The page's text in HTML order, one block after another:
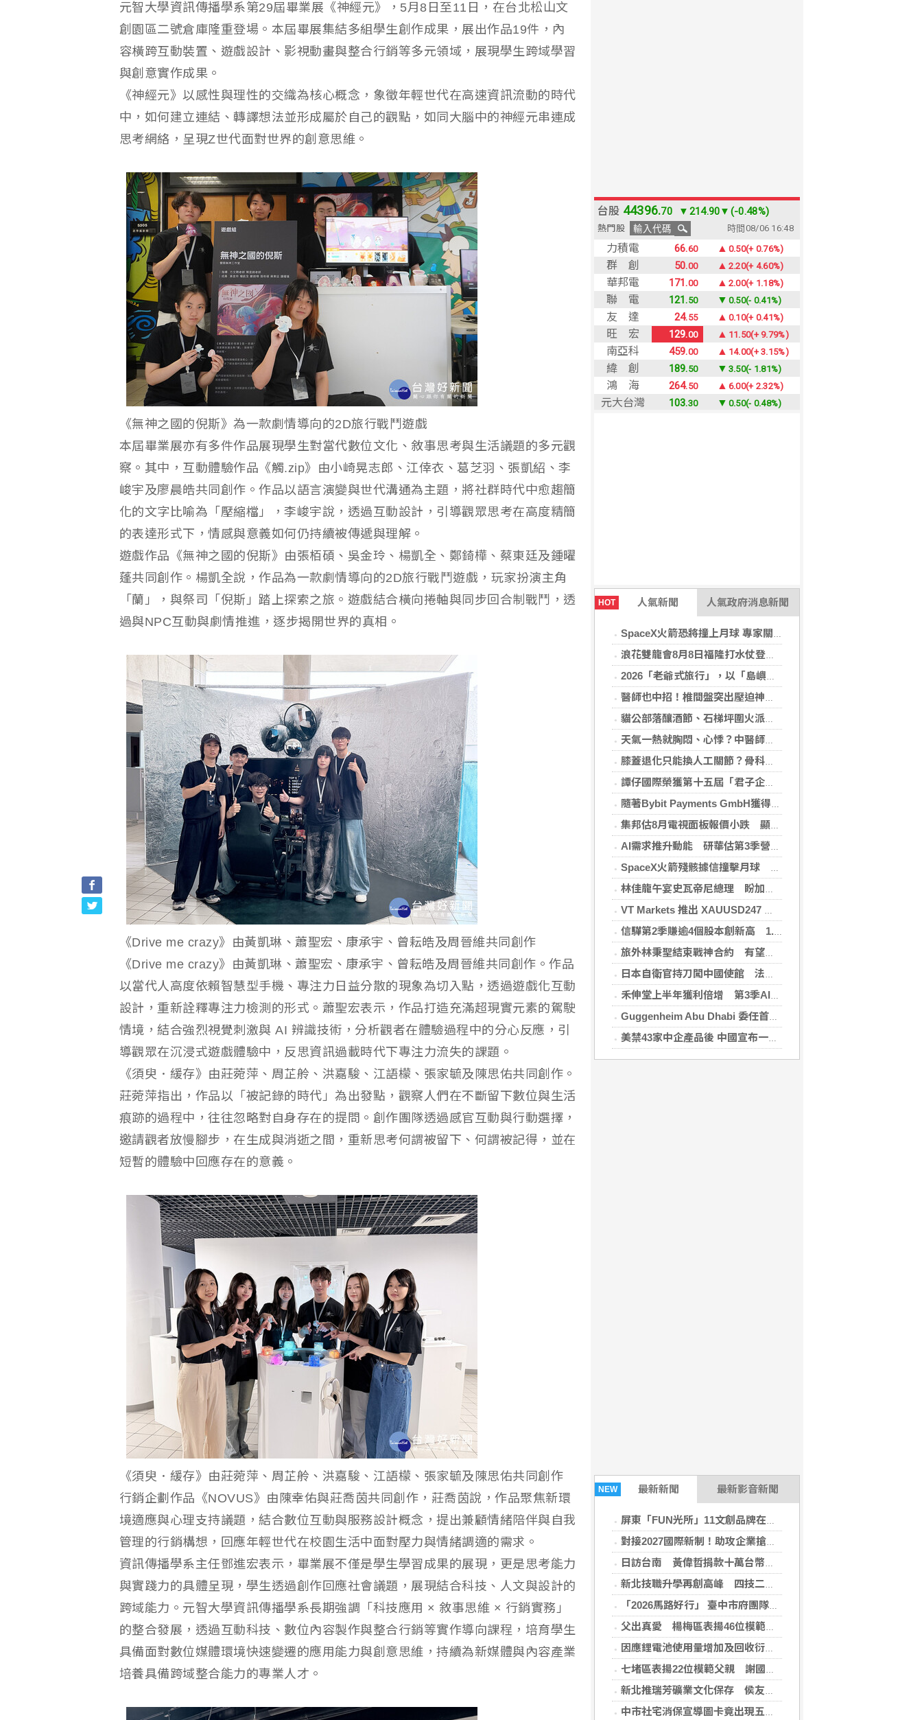
HOT 人氣新聞 人氣政府消息新聞
SpaceX火箭恐將撞上月球 專家關注衝擊後果
浪花雙龍會8月8日福隆打水仗登場 尚有免費名額快報名，還可抽住宿券！
2026「老爺式旅行」，以「島嶼的弦外之音」為題 帶旅人開箱歌劇院後台、探訪地下舞廳年代及體驗民歌
醫師也中招！椎間盤突出壓迫神經 微創內視鏡手術助重返正常生活
貓公部落釀酒節、石梯坪圍火派對 分別在中秋與國慶連假登場
天氣一熱就胸悶、心悸？中醫師提醒：高溫讓心臟負擔大增，別輕忽身體警訊
膝蓋退化只能換人工關節？骨科醫師解析「退化性關節炎」治療評估
譚仔國際榮獲第十五屆「君子企業獎」 卓越ESG及營商表現備受肯定
隨著Bybit Payments GmbH獲得電子貨幣機構牌照，Bybit.eu進一步拓展其在歐洲的業務布局
集邦估8月電視面板報價小跌 顯示器及NB面板持平
AI需求推升動能 研華估第3季營收雙增、毛利率持穩
SpaceX火箭殘骸據信撞擊月球 無即時畫面暫難確認
林佳龍午宴史瓦帝尼總理 盼加強各領域雙邊合作
VT Markets 推出 XAUUSD247 重新定義黃金交易時間
信驊第2季賺逾4個股本創新高 1.87億元參與M31私募
旅外林秉聖結束戰神合約 有望加盟PLG洋基工程
日本自衛官持刀闖中國使館 法庭上稱促中國改變外交
禾伸堂上半年獲利倍增 第3季AI用MLCC需求看旺
Guggenheim Abu Dhabi 委任首任館長
美禁43家中企產品後 中國宣布一連串反制措施
NEW 最新新聞 最新影音新聞
屏東「FUN光所」11文創品牌在文博會亮相
對接2027國際新制！助攻企業搶攻全球航太商機 高市府攜手PRI辦NADCAP化學製程培訓
日訪台南 黃偉哲捐款十萬台幣援助熊本震災
新北技職升學再創高峰 四技二專登記分發錄取率創新高
「2026馬路好行」 臺中市府團隊勇奪10項大獎
父出真愛 楊梅區表揚46位模範父親
因應鋰電池使用量增加及回收衍生之火災風險 桃市府修正《桃園市火災預防自治條例》
七堵區表揚22位模範父親 謝國樑感謝父愛奉獻打造幸福有愛城市
新北推瑞芳礦業文化保存 侯友宜：打造山海觀光新品牌
中市社宅消保宣導圖卡竟出現五星國徽 都發局坦承審查疏失已緊急下架
元智大學資訊傳播學系第29屆畢業展《神經元》，5月8日至11日，在台北松山文
創園區二號倉庫隆重登場。本屆畢展集結多組學生創作成果，展出作品19件，內
容橫跨互動裝置、遊戲設計、影視動畫與整合行銷等多元領域，展現學生跨域學習
與創意實作成果。
《神經元》以感性與理性的交織為核心概念，象徵年輕世代在高速資訊流動的時代
中，如何建立連結、轉譯想法並形成屬於自己的觀點，如同大腦中的神經元串連成
思考網絡，呈現Z世代面對世界的創意思維。
《無神之國的倪斯》為一款劇情導向的2D旅行戰鬥遊戲
本屆畢業展亦有多件作品展現學生對當代數位文化、敘事思考與生活議題的多元觀
察。其中，互動體驗作品《觸.zip》由小崎晃志郎、江倖衣、葛芝羽、張凱紹、李
峻宇及廖晨皓共同創作。作品以語言演變與世代溝通為主題，將社群時代中愈趨簡
化的文字比喻為「壓縮檔」，李峻宇說，透過互動設計，引導觀眾思考在高度精簡
的表達形式下，情感與意義如何仍持續被傳遞與理解。
遊戲作品《無神之國的倪斯》由張栢碩、吳金玲、楊凱全、鄭錡樺、蔡東廷及鍾曜
蓬共同創作。楊凱全說，作品為一款劇情導向的2D旅行戰鬥遊戲，玩家扮演主角
「蘭」，與祭司「倪斯」踏上探索之旅。遊戲結合橫向捲軸與同步回合制戰鬥，透
過與NPC互動與劇情推進，逐步揭開世界的真相。
《Drive me crazy》由黃凱琳、蕭聖宏、康承宇、曾耘皓及周晉維共同創作
《Drive me crazy》由黃凱琳、蕭聖宏、康承宇、曾耘皓及周晉維共同創作。作品
以當代人高度依賴智慧型手機、專注力日益分散的現象為切入點，透過遊戲化互動
設計，重新詮釋專注力檢測的形式。蕭聖宏表示，作品打造充滿超現實元素的駕駛
情境，結合強烈視覺刺激與 AI 辨識技術，分析觀者在體驗過程中的分心反應，引
導觀眾在沉浸式遊戲體驗中，反思資訊過載時代下專注力流失的課題。
《須臾．緩存》由莊菀萍、周芷舲、洪嘉駿、江語檬、張家毓及陳思佑共同創作。
莊菀萍指出，作品以「被記錄的時代」為出發點，觀察人們在不斷留下數位與生活
痕跡的過程中，往往忽略對自身存在的提問。創作團隊透過感官互動與行動選擇，
邀請觀者放慢腳步，在生成與消逝之間，重新思考何謂被留下、何謂被記得，並在
短暫的體驗中回應存在的意義。
《須臾．緩存》由莊菀萍、周芷舲、洪嘉駿、江語檬、張家毓及陳思佑共同創作
行銷企劃作品《NOVUS》由陳幸佑與莊喬茵共同創作，莊喬茵說，作品聚焦新環
境適應與心理支持議題，結合數位互動與服務設計概念，提出兼顧情緒陪伴與自我
管理的行銷構想，回應年輕世代在校園生活中面對壓力與情緒調適的需求。
資訊傳播學系主任鄧進宏表示，畢業展不僅是學生學習成果的展現，更是思考能力
與實踐力的具體呈現，學生透過創作回應社會議題，展現結合科技、人文與設計的
跨域能力。元智大學資訊傳播學系長期強調「科技應用 × 敘事思維 × 行銷實務」
的整合發展，透過互動科技、數位內容製作與整合行銷等實作導向課程，培育學生
具備面對數位媒體環境快速變遷的應用能力與創意思維，持續為新媒體與內容產業
培養具備跨域整合能力的專業人才。